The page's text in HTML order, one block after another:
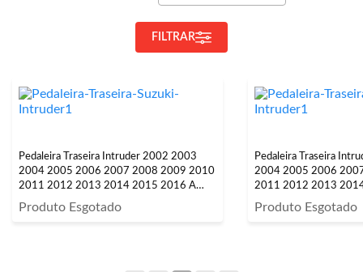
FILTRAR
Pedaleira Traseira Intruder 2002 2003
2004 2005 2006 2007 2008 2009 2010
2011 2012 2013 2014 2015 2016 A
2018 Prata
Produto Esgotado
Pedaleira Traseira
2004 2005 2006
2011 2012 2013
2018 Prata
Produto Esgotado